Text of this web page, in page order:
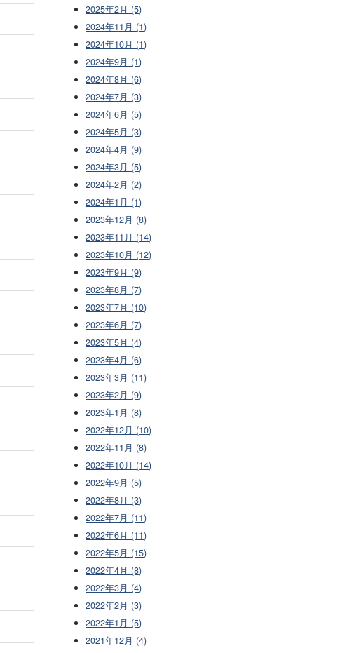
2025年2月 (5)
2024年11月 (1)
2024年10月 (1)
2024年9月 (1)
2024年8月 (6)
2024年7月 (3)
2024年6月 (5)
2024年5月 (3)
2024年4月 (9)
2024年3月 (5)
2024年2月 (2)
2024年1月 (1)
2023年12月 (8)
2023年11月 (14)
2023年10月 (12)
2023年9月 (9)
2023年8月 (7)
2023年7月 (10)
2023年6月 (7)
2023年5月 (4)
2023年4月 (6)
2023年3月 (11)
2023年2月 (9)
2023年1月 (8)
2022年12月 (10)
2022年11月 (8)
2022年10月 (14)
2022年9月 (5)
2022年8月 (3)
2022年7月 (11)
2022年6月 (11)
2022年5月 (15)
2022年4月 (8)
2022年3月 (4)
2022年2月 (3)
2022年1月 (5)
2021年12月 (4)